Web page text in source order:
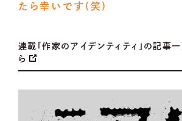
たら幸いです(笑)
連載「作家のアイデンティティ」の記事
ら